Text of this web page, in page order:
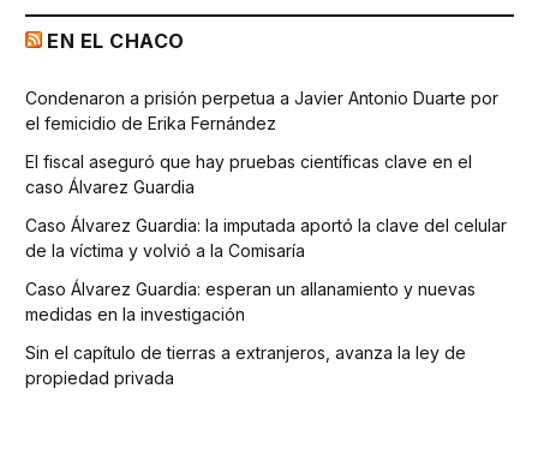
EN EL CHACO
Condenaron a prisión perpetua a Javier Antonio Duarte por
el femicidio de Erika Fernández
El fiscal aseguró que hay pruebas científicas clave en el
caso Álvarez Guardia
Caso Álvarez Guardia: la imputada aportó la clave del celular
de la víctima y volvió a la Comisaría
Caso Álvarez Guardia: esperan un allanamiento y nuevas
medidas en la investigación
Sin el capítulo de tierras a extranjeros, avanza la ley de
propiedad privada